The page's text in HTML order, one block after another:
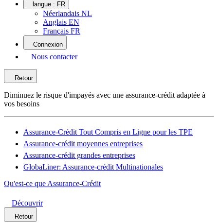
langue : FR
Néerlandais NL
Anglais EN
Français FR
Connexion
Nous contacter
Retour
Diminuez le risque d'impayés avec une assurance-crédit adaptée à
vos besoins
Assurance-Crédit Tout Compris en Ligne pour les TPE
Assurance-crédit moyennes entreprises
Assurance-crédit grandes entreprises
GlobaLiner: Assurance-crédit Multinationales
Qu'est-ce que Assurance-Crédit
Découvrir
Retour